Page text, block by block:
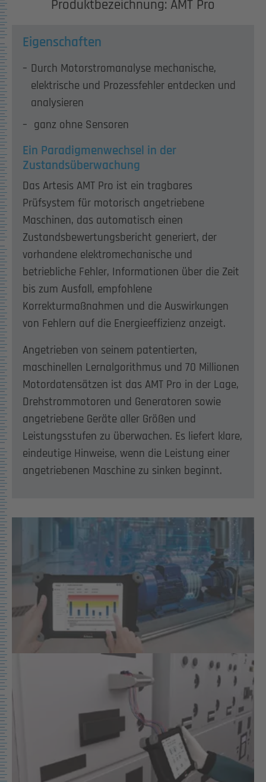
Produktbezeichnung: AMT Pro
Eigenschaften
Durch Motorstromanalyse mechanische,
elektrische und Prozessfehler entdecken und
analysieren
ganz ohne Sensoren
Ein Paradigmenwechsel in der
Zustandsüberwachung
Das Artesis AMT Pro ist ein tragbares
Prüfsystem für motorisch angetriebene
Maschinen, das automatisch einen
Zustandsbewertungsbericht generiert, der
vorhandene elektromechanische und
betriebliche Fehler, Informationen über die Zeit
bis zum Ausfall, empfohlene
Korrekturmaßnahmen und die Auswirkungen
von Fehlern auf die Energieeffizienz anzeigt.
Angetrieben von seinem patentierten,
maschinellen Lernalgorithmus und 70 Millionen
Motordatensätzen ist das AMT Pro in der Lage,
Drehstrommotoren und Generatoren sowie
angetriebene Geräte aller Größen und
Leistungsstufen zu überwachen. Es liefert klare,
eindeutige Hinweise, wenn die Leistung einer
angetriebenen Maschine zu sinken beginnt.
Show larger version for: